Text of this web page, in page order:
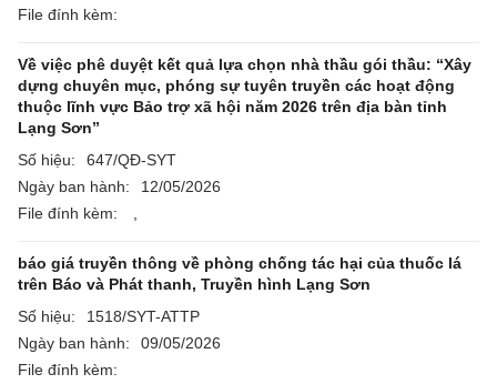
File đính kèm:
Về việc phê duyệt kết quả lựa chọn nhà thầu gói thầu: “Xây
dựng chuyên mục, phóng sự tuyên truyền các hoạt động
thuộc lĩnh vực Bảo trợ xã hội năm 2026 trên địa bàn tỉnh
Lạng Sơn”
Số hiệu:
647/QĐ-SYT
Ngày ban hành:
12/05/2026
File đính kèm:
báo giá truyền thông về phòng chống tác hại của thuốc lá
trên Báo và Phát thanh, Truyền hình Lạng Sơn
Số hiệu:
1518/SYT-ATTP
Ngày ban hành:
09/05/2026
File đính kèm: